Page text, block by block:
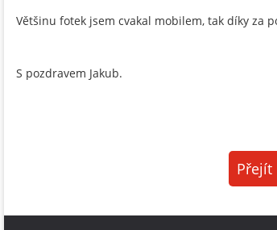
Většinu fotek jsem cvakal mobilem, tak díky za
S pozdravem Jakub.
Přejít